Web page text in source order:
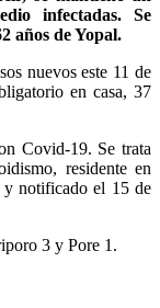
infectadas. Se
años de Yopal.
nuevos este 11 de
en casa, 37
Covid-19. Se trata
residente en
notificado el 15 de
3 y Pore 1.